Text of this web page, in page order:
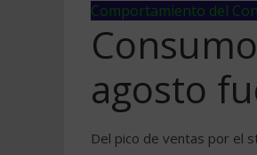
Comportamiento del
agosto
Del pico de ventas por el